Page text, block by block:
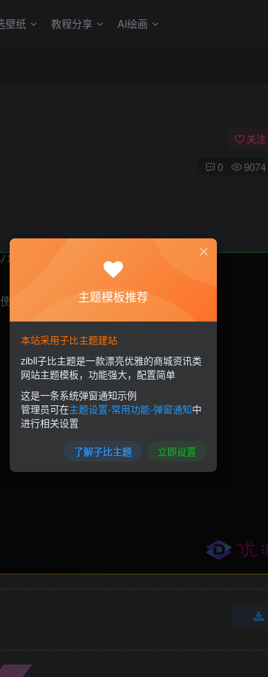
壁纸 教程分享 AI绘画
关注
0 9074
主题模板推荐
本站采用子比主题建站
zibll子比主题是一款漂亮优雅的商城资讯类
网站主题模板，功能强大，配置简单
这是一条系统弹窗通知示例
管理员可在主题设置-常用功能-弹窗通知中
进行相关设置
了解子比主题 立即设置